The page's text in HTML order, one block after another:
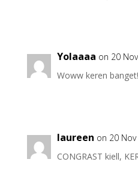
Yolaaaa on 20
Woww keren
laureen on 20
CONGRAST kiell,